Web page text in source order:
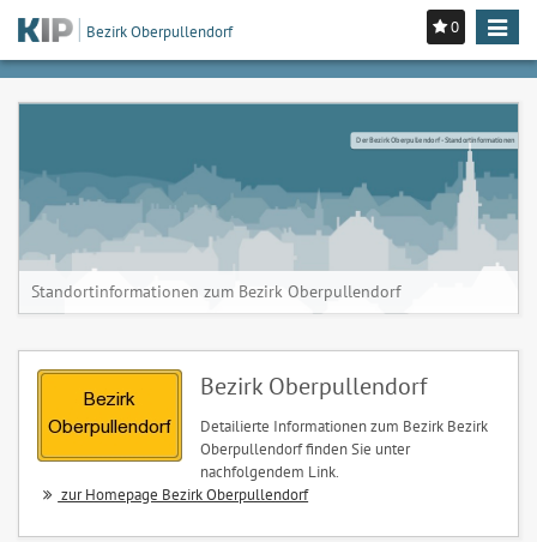
0
Toggle
Bezirk Oberpullendorf
Der Bezirk Oberpullendorf - Standortinformationen
Standortinformationen zum Bezirk Oberpullendorf
Bezirk Oberpullendorf
Detailierte Informationen zum Bezirk Bezirk
Oberpullendorf finden Sie unter
nachfolgendem Link.
zur Homepage Bezirk Oberpullendorf